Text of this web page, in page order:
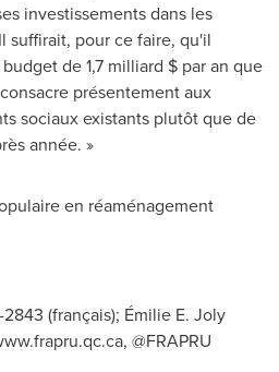
investissements dans les
suffirait, pour ce faire, qu'il
de 1,7 milliard $ par an que
présentement aux
sociaux existants plutôt que de
année. »
en réaménagement
2843 (français); Émilie E. Joly
@FRAPRU